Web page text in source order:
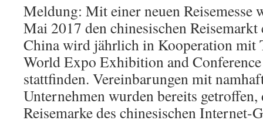
Meldung: Mit einer neuen
Mai 2017 den chinesischen
China wird jährlich in Kooperation mit
World Expo Exhibition and
stattfinden. Vereinbarungen mit
Unternehmen wurden bereits
Reisemarke des chinesischen